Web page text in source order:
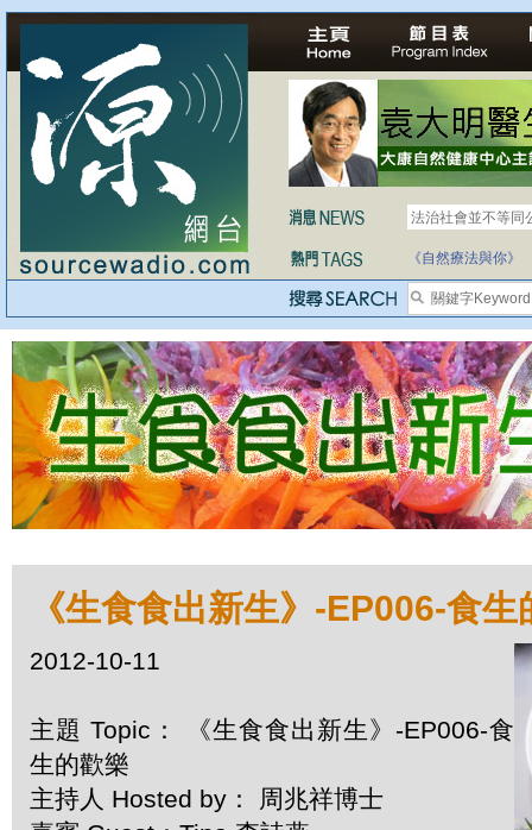
法治社會並不等同
《自然療法與你》
《生食食出新生》-EP006-食生
2012-10-11
主題 Topic： 《生食食出新生》-EP006-食
生的歡樂
主持人 Hosted by： 周兆祥博士